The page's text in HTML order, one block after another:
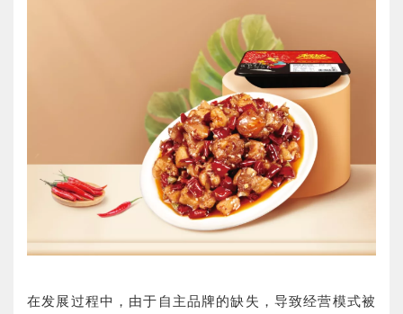
在发展过程中，由于自主品牌的缺失，导致经营模式被